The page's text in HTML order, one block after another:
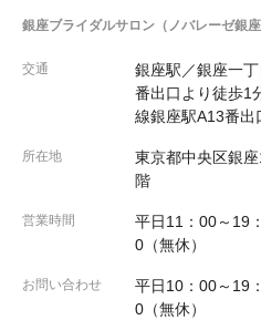
銀座ブライダルサロン（ノバレーゼ銀座
交通
銀座駅／銀座一
番出口より徒歩1
線銀座駅A13番出
所在地
東京都中央区銀
階
営業時間
平日11：00～19
0（無休）
お問い合わせ
平日10：00～19
0（無休）